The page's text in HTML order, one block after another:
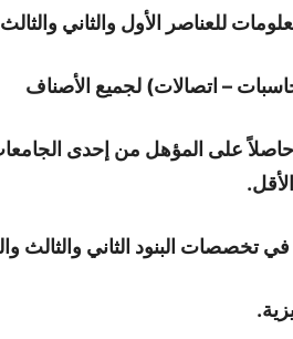
للعناصر الأول والثاني والثالث
– اتصالات) لجميع الأصناف